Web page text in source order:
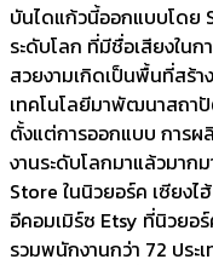
บันไดแก้วนี้ออกแบบโดย
ระดับโลก ที่มีชื่อเสียงใน
สวยงามเกิดเป็นพื้นที่สร้า
เทคโนโลยีมาพัฒนาสถา
ตั้งแต่การออกแบบ การผ
งานระดับโลกมาแล้วมาก
Store ในนิวยอร์ค เซียง
อีคอมเมิร์ซ Etsy ที่นิวย
รวมพนักงานกว่า 72 ประ